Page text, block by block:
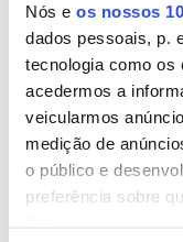
Nós e os nossos
dados pessoais, p.
tecnologia como os
acedermos a
veicularmos
medição de
o público e
preferência sobre
Email
Site